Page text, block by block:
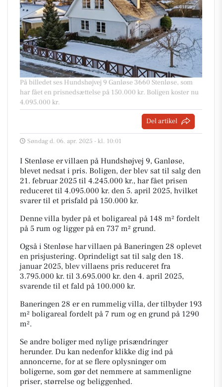
På billedet ses Hundshøjvej 9 Ganløse 3660 Stenløse, som
har fået en prisnedsættelse på 150.000 kr. Boligen koster nu
4.095.000 kr.
Del artikel
Søndag d. 06. apr. 2025 - kl. 10:01
I Stenløse er villaen på Hundshøjvej 9, Ganløse,
blevet nedsat i pris. Boligen, der blev sat til salg den
21. februar 2025 til 4.245.000 kr., har fået prisen
reduceret til 4.095.000 kr. den 5. april 2025, hvilket
svarer til et prisfald på 150.000 kr.
Denne villa byder på et boligareal på 148 m² fordelt
på 5 rum og ligger på en 737 m² grund.
Også i Stenløse har villaen på Baneringen 28 oplevet
en prisjustering. Oprindeligt sat til salg den 18.
januar 2025, blev villaens pris reduceret fra
3.795.000 kr. til 3.695.000 kr. den 4. april 2025,
svarende til et fald på 100.000 kr.
Baneringen 28 er en rummelig villa, der tilbyder 193
m² boligareal fordelt på 7 rum og en grund på 1290
m².
Se andre boliger med nylige prisændringer
herunder. Du kan nedenfor klikke dig ind på
annoncerne, for at se flere oplysninger om
boligerne, som gør det nemmere at sammenligne
priser, størrelse og beliggenhed.